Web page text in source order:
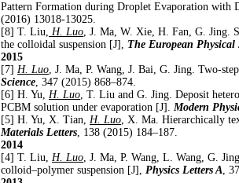
Pattern Formation during Droplet Evaporation with
(2016) 13018-13025.
[8] T. Liu,
H. Luo , J. Ma, W. Xie, H. Fan, G. Jing.
the colloidal suspension [J],
The European
2015
[7] H. Luo , J. Ma, P. Wang, J. Bai, G. Jing. Two-
Science , 347 (2015) 868–874.
[6] H. Yu, H. Luo , T. Liu and G. Jing. Deposit
PCBM solution under evaporation [J]. Modern
[5] H. Yu, X. Tian, H. Luo , X. Ma. Hierarchically
Materials Letters , 138 (2015) 184–187.
2014
[4] T. Liu, H. Luo , J. Ma, P. Wang, L. Wang, G.
colloid–polymer suspension [J], Physics Letters A ,